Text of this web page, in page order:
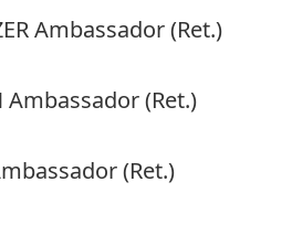
Ambassador (Ret.)
Ambassador (Ret.)
(Ret.)